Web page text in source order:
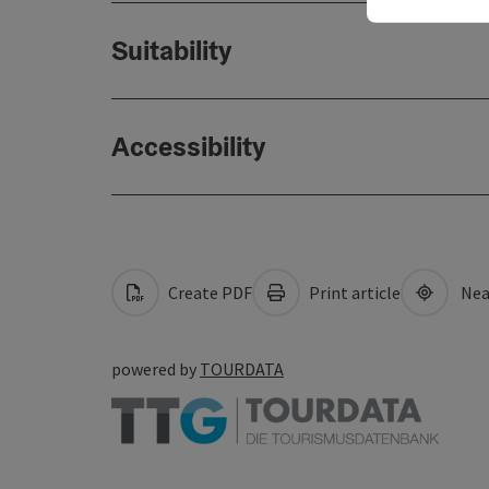
Suitability
Accessibility
Create PDF Print article
powered by TOURDATA